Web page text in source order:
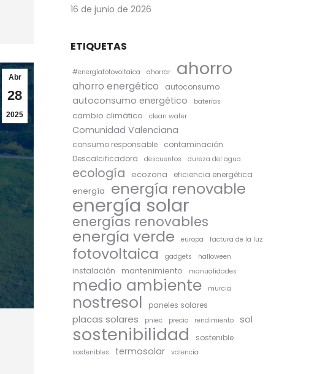
Abr
28
2025
16 de junio de 2026
ETIQUETAS
#energíafotovoltaica ahorrar ahorro
ahorro energético autoconsumo
autoconsumo energético baterías
cambio climático clean water
Comunidad Valenciana
consumo responsable
contaminación
Descalcificadora
descuentos dureza del agua
ecología ecozona eficiencia energética
energía energía renovable
energía solar
energías renovables
energía verde europa factura de la luz
fotovoltaica gadgets halloween
instalación mantenimiento manualidades
medio ambiente murcia
nostresol paneles solares
placas solares pniec precio rendimiento sol
sostenibilidad sostenible
sostenibles termosolar valencia